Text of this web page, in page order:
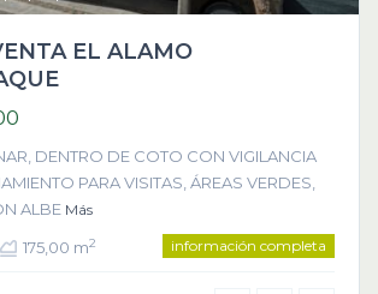
EL ALAMO
DENTRO DE COTO CON VIGILANCIA
PARA VISITAS, ÁREAS VERDES,
ALBE Más
175,00 m2 información completa